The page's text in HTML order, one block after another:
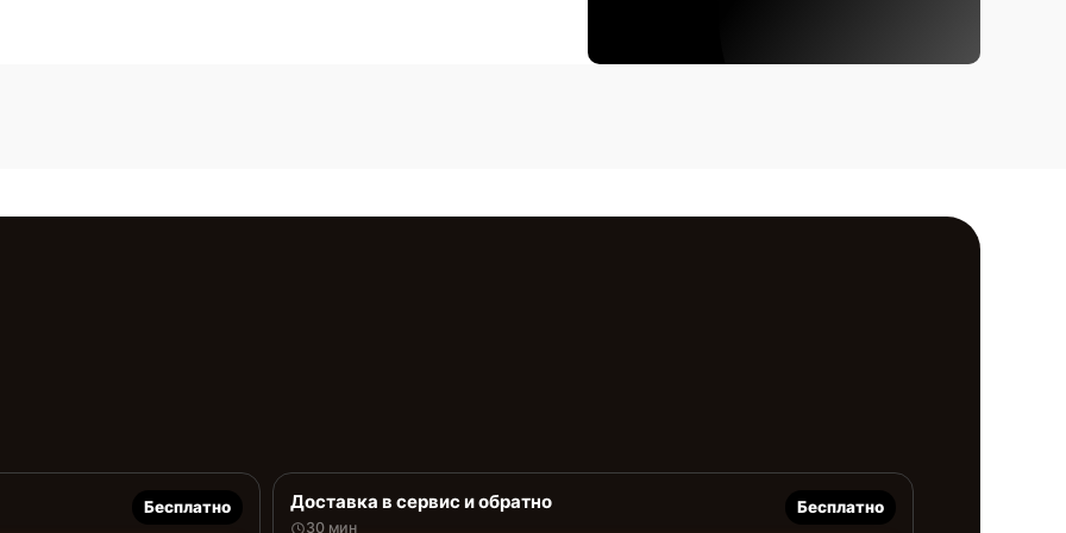
Бесплатно Доставка в сервис и обратно
30 мин
Бесплатно